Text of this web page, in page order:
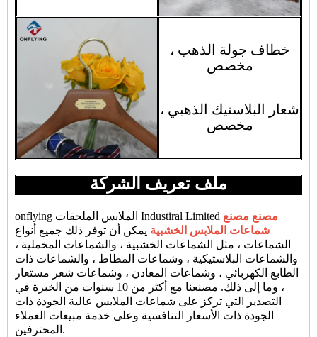
خطاف جولة الذهب ،
مخصص
شعار البلاستيك الذهبي ،
مخصص
ملف تعريف الشركة
onflying الملابس الملحقات Industiral Limited مصنع مصنع
شماعات الملابس الخشبية يمكن أن توفر ذلك جميع أنواع
الشماعات ، مثل الشماعات الخشبية ، والشماعات المخملية ،
والشماعات البلاستيكية ، وشماعات المطاط ، والشماعات ذات
الطابع الكهربائي ، وشماعات المعادن ، وشماعات شعر مستعار
، وما إلى ذلك. مصنعنا مع أكثر من 10 سنوات من الخبرة في
التصدير التي تركز على شماعات الملابس عالية الجودة ذات
الجودة ذات الأسعار التنافسية وعلى خدمة مبيعات العملاء
المحترفين.